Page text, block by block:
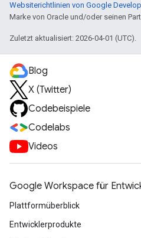
Websiterichtlinien von Google
Marke von Oracle und/oder seinen
Zuletzt aktualisiert: 2026-04-01 (UTC).
Blog
X (Twitter)
Codebeispiele
Codelabs
Videos
Google Workspace für
Plattformüberblick
Entwicklerprodukte